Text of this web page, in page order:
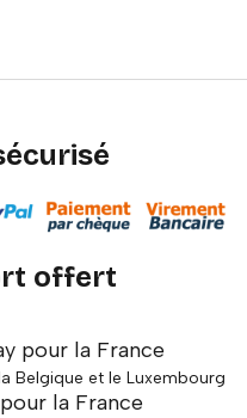
offert
pour la France
Belgique et le Luxembourg
la France